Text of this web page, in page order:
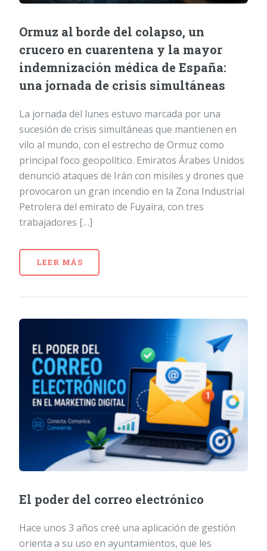
Ormuz al borde del colapso, un
crucero en cuarentena y la mayor
indemnización médica de España:
una jornada de crisis simultáneas
La jornada del lunes estuvo marcada por una
sucesión de crisis simultáneas que mantienen en
vilo al mundo, con el estrecho de Ormuz como
principal foco geopolítico. Emiratos Árabes Unidos
denunció ataques de Irán con misiles y drones que
provocaron un gran incendio en la Zona Industrial
Petrolera del emirato de Fuyaira, con tres
trabajadores […]
LEER MÁS
El poder del correo electrónico
Hace unos 3 años creé una aplicación de gestión
orienta a su uso en ayuntamientos, que les